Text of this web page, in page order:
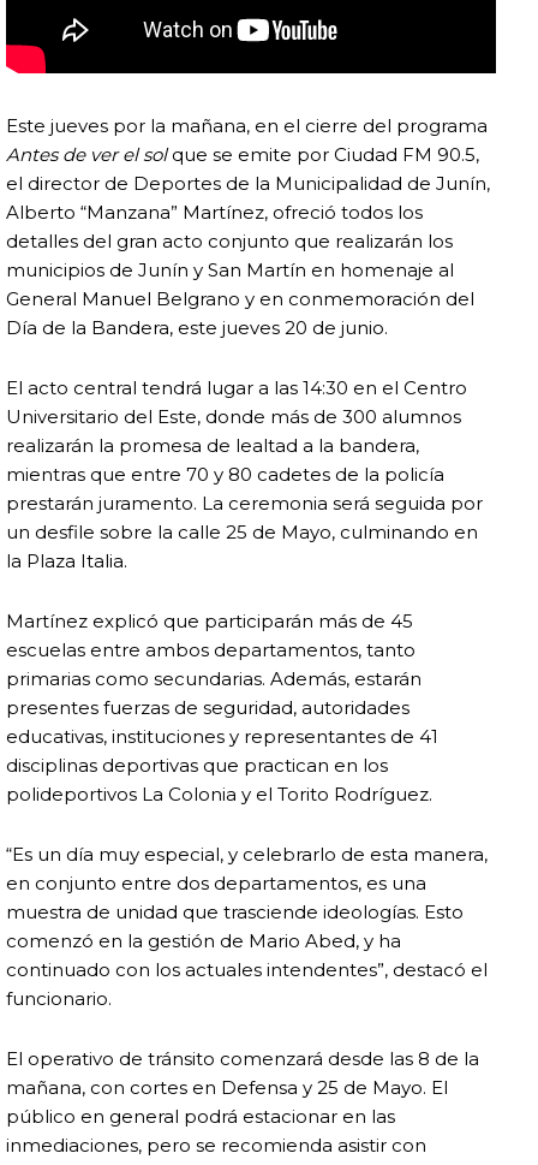
Este jueves por la mañana, en el cierre del programa
Antes de ver el solque se emite por Ciudad FM 90.5,
el director de Deportes de la Municipalidad de Junín,
Alberto “Manzana” Martínez, ofreció todos los
detalles del gran acto conjunto que realizarán los
municipios de Junín y San Martín en homenaje al
General Manuel Belgrano y en conmemoración del
Día de la Bandera, este jueves 20 de junio.
El acto central tendrá lugar a las 14:30 en el Centro
Universitario del Este, donde más de 300 alumnos
realizarán la promesa de lealtad a la bandera,
mientras que entre 70 y 80 cadetes de la policía
prestarán juramento. La ceremonia será seguida por
un desfile sobre la calle 25 de Mayo, culminando en
la Plaza Italia.
Martínez explicó que participarán más de 45
escuelas entre ambos departamentos, tanto
primarias como secundarias. Además, estarán
presentes fuerzas de seguridad, autoridades
educativas, instituciones y representantes de 41
disciplinas deportivas que practican en los
polideportivos La Colonia y el Torito Rodríguez.
“Es un día muy especial, y celebrarlo de esta manera,
en conjunto entre dos departamentos, es una
muestra de unidad que trasciende ideologías. Esto
comenzó en la gestión de Mario Abed, y ha
continuado con los actuales intendentes”, destacó el
funcionario.
El operativo de tránsito comenzará desde las 8 de la
mañana, con cortes en Defensa y 25 de Mayo. El
público en general podrá estacionar en las
inmediaciones, pero se recomienda asistir con